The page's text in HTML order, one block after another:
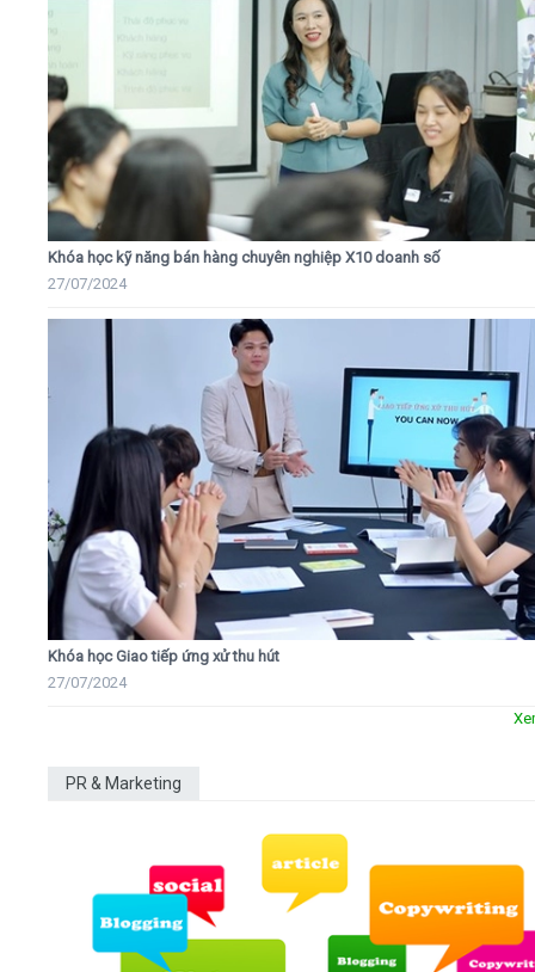
Khóa học kỹ năng bán hàng chuyên nghiệp X10 doanh số
27/07/2024
Khóa học Giao tiếp ứng xử thu hút
27/07/2024
PR & Marketing